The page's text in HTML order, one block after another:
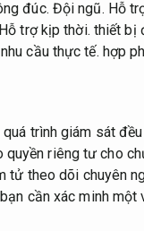
đúc. Đội ngũ. Hỗ
Hỗ trợ kịp thời. thiết bị
cầu thực tế. hợp
trình giám sát
riêng tư cho
tử theo dõi chuyên
cần xác minh